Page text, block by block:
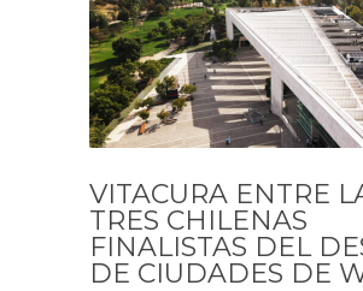
VITACURA ENTRE
TRES CHILENAS
FINALISTAS DEL
DE CIUDADES DE